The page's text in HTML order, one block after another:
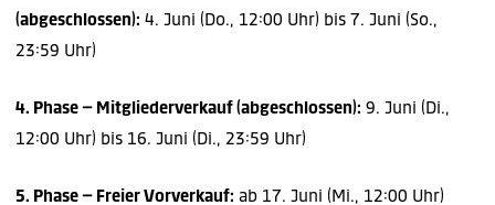
(abgeschlossen): 4. Juni (Do., 12:00 Uhr) bis 7. Juni (So.,
23:59 Uhr)
4. Phase – Mitgliederverkauf (abgeschlossen): 9. Juni (Di.,
12:00 Uhr) bis 16. Juni (Di., 23:59 Uhr)
5. Phase – Freier Vorverkauf: ab 17. Juni (Mi., 12:00 Uhr)